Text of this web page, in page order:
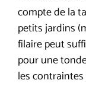
compte de la
petits jardins
filaire peut
pour une
les